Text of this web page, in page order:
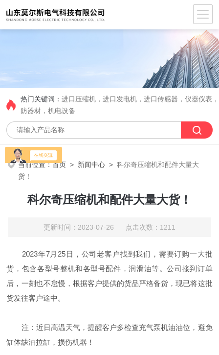
热门关键词：进口压缩机，进口发电机，进口传感器，仪器仪表
防器材，机电设备
当前位置：首页 > 新闻中心 >科尔奇压缩机和配件大量大
货！
科尔奇压缩机和配件大量大货！
更新时间：2023-07-26 点击次数：1211
2023年7月25日，公司老客户找到我们，需要订购一大批
货，包含各型号整机和各型号配件，润滑油等。公司接到订单
后，一刻也不怠慢，根据客户提供的货品严格备货，现已将这批
货发往客户途中。
注：近日高温天气，提醒客户多检查充气泵机油油位，避免
缸体缺油拉缸，损伤机器！